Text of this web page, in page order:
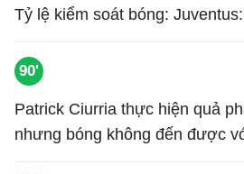
Tỷ lệ kiểm soát bóng:
90'
Patrick Ciurria thực hiện quả
nhưng bóng không đến được